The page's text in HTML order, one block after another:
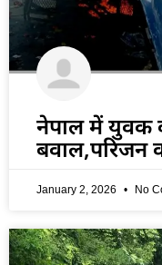
नेपाल में युवक
बवाल,परिजन
January 2, 2026 No